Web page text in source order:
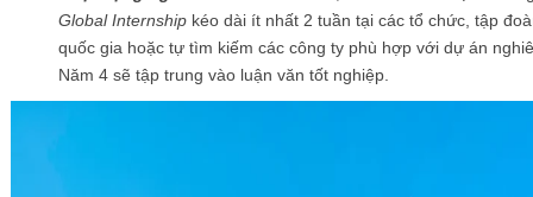
Global Internshipkéo dài ít nhất 2 tuần tại các tổ chức, tập
quốc gia hoặc tự tìm kiếm các công ty phù hợp với dự án
Năm 4 sẽ tập trung vào luận văn tốt nghiệp.